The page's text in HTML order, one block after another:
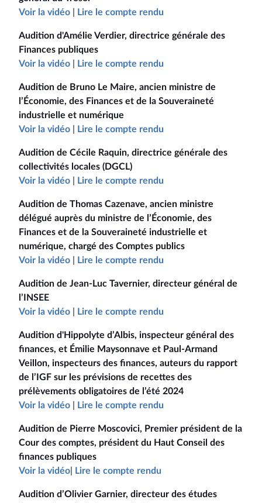
Voir la vidéo
Lire le compte rendu
Audition d'Amélie Verdier, directrice générale des
Finances publiques
Voir la vidéo
Lire le compte rendu
Audition de Bruno Le Maire, ancien ministre de
l’Économie, des Finances et de la Souveraineté
industrielle et numérique
Voir la vidéo
Lire le compte rendu
Audition de Cécile Raquin, directrice générale des
collectivités locales (DGCL)
Voir la vidéo
Lire le compte rendu
Audition de Thomas Cazenave, ancien ministre
délégué auprès du ministre de l’Économie, des
Finances et de la Souveraineté industrielle et
numérique, chargé des Comptes publics
Voir la vidéo
Lire le compte rendu
Audition de Jean-Luc Tavernier, directeur général de
l’INSEE
Voir la vidéo
Lire le compte rendu
Audition d'Hippolyte d’Albis, inspecteur général des
finances, et Émilie Maysonnave et Paul-Armand
Veillon, inspecteurs des finances, auteurs du rapport
de l’IGF sur les prévisions de recettes des
prélèvements obligatoires de l’été 2024
Voir la vidéo
Lire le compte rendu
Audition de Pierre Moscovici, Premier président de la
Cour des comptes, président du Haut Conseil des
finances publiques
Voir la vidéo
Lire le compte rendu
Audition d’Olivier Garnier, directeur des études